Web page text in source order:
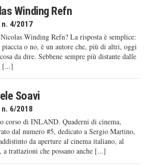
Winding Refn
4/2017
Winding Refn? La risposta è semplice:
piaccia o no, è un autore che, più di altri, oggi
da dire. Sebbene sempre più distante dalle
[...]
Soavi
n. 6/2018
corso di INLAND. Quaderni di cinema,
dal numero #5, dedicato a Sergio Martino,
da aperture al cinema italiano, al
a trattazioni che possano anche [...]